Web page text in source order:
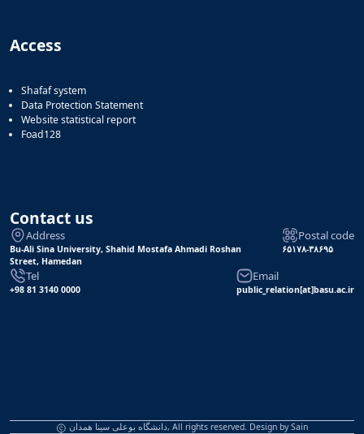
Access
Shafaf system
Data Protection Statement
Website statistical report
Foad128
Contact us
Address
Bu-Ali Sina University, Shahid Mostafa Ahmadi Roshan
Street, Hamedan
Postal code
۶۵۱۷۸-۳۸۶۹۵
Tel
+98 81 3140 0000
Email
public_relation[at]basu.ac.ir
دانشگاه بوعلی سینا همدان, All rights reserved. Design bySain